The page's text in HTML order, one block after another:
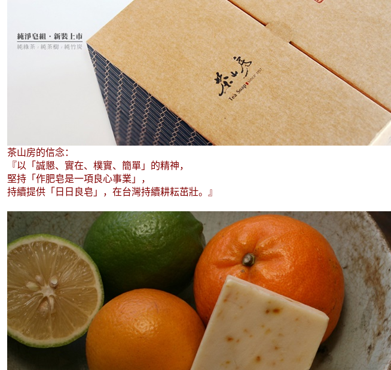
茶山房的信念：
『以「誠懇、實在、樸實、簡單」的精神，
堅持「作肥皂是一項良心事業」，
持續提供「日日良皂」，在台灣持續耕耘茁壯。』